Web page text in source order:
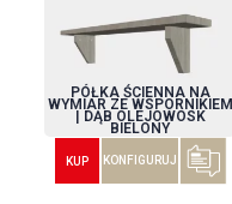
PÓŁKA ŚCIENNA NA
WYMIAR ZE WSPORNIKIEM
| DĄB OLEJOWOSK
BIELONY
KUP KONFIGURUJ